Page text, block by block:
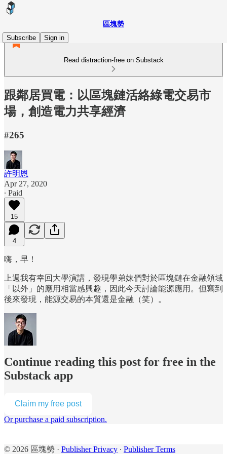
區塊勢
Subscribe
Sign in
Read distraction-free on Substack
跟鄰居買電：以區塊鏈活絡綠電交易市
場，創造電力共享經濟
#265
許明恩
Apr 27, 2020
∙ Paid
15
4
嗨，早！
上週我有幸回大學演講，發現學弟妹們對於區塊鏈在金融領域
「以外」的應用相當感興趣，因此今天討論能源應用。但寫到
後來發現，能源交易的本質還是金融（笑）。
Continue reading this post for free in the
Substack app
Claim my free post
Or purchase a paid subscription.
© 2026 區塊勢 · Publisher Privacy ∙ Publisher Terms